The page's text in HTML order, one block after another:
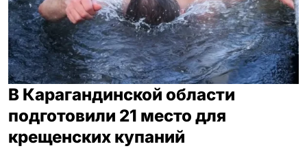
В Карагандинской области
подготовили 21 место для
крещенских купаний